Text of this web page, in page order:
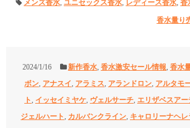
メンズ香水, ユニセックス香水, レディース香水, 香
香水量り
2024/1/16 新作香水, 香水激安セール情報, 香水
ボン, アナスイ, アラミス, アランドロン, アルタモ
ト, イッセイミヤケ, ヴェルサーチ, エリザベスアー
ジェルハート, カルバンクライン, キャロリーナヘレ